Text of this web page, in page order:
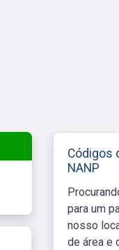
Códigos
NANP
para um
nosso
de área e